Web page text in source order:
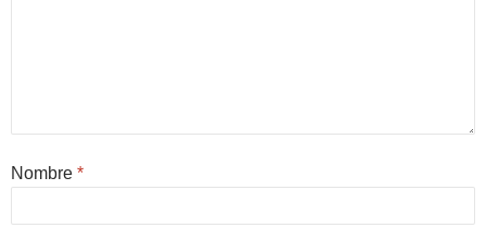
Nombre *